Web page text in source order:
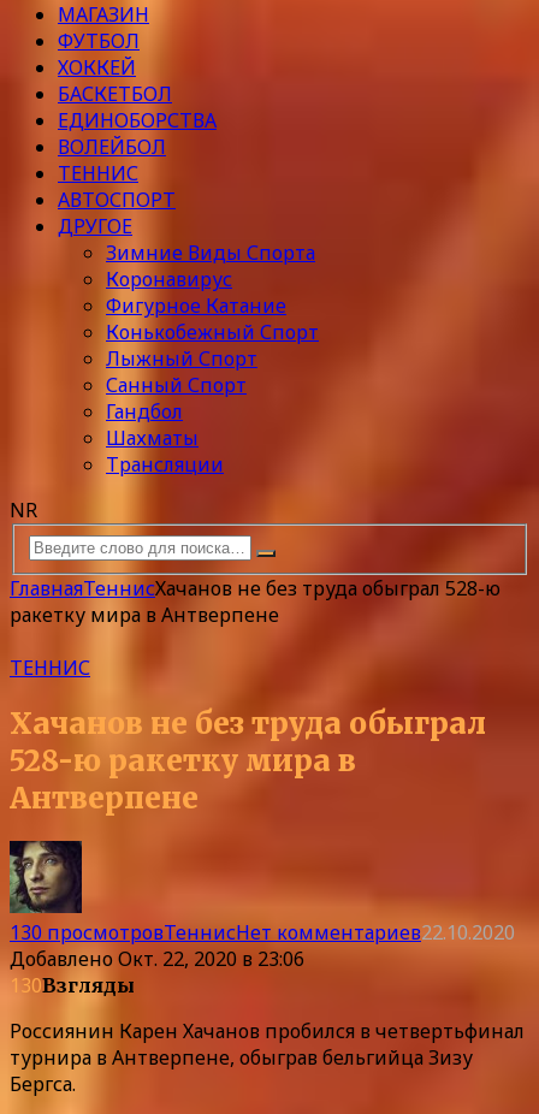
МАГАЗИН
ФУТБОЛ
ХОККЕЙ
БАСКЕТБОЛ
ЕДИНОБОРСТВА
ВОЛЕЙБОЛ
ТЕННИС
АВТОСПОРТ
ДРУГОЕ
Зимние Виды Спорта
Коронавирус
Фигурное Катание
Конькобежный Спорт
Лыжный Спорт
Санный Спорт
Гандбол
Шахматы
Трансляции
NR
ГлавнаяТеннисХачанов не без труда обыграл 528-ю
ракетку мира в Антверпене
ТЕННИС
Хачанов не без труда обыграл
528-ю ракетку мира в
Антверпене
130 просмотровТеннисНет комментариев22.10.2020
ДобавленоОкт. 22, 2020 в 23:06
130Взгляды
Россиянин Карен Хачанов пробился в четвертьфинал
турнира в Антверпене, обыграв бельгийца Зизу
Бергса.